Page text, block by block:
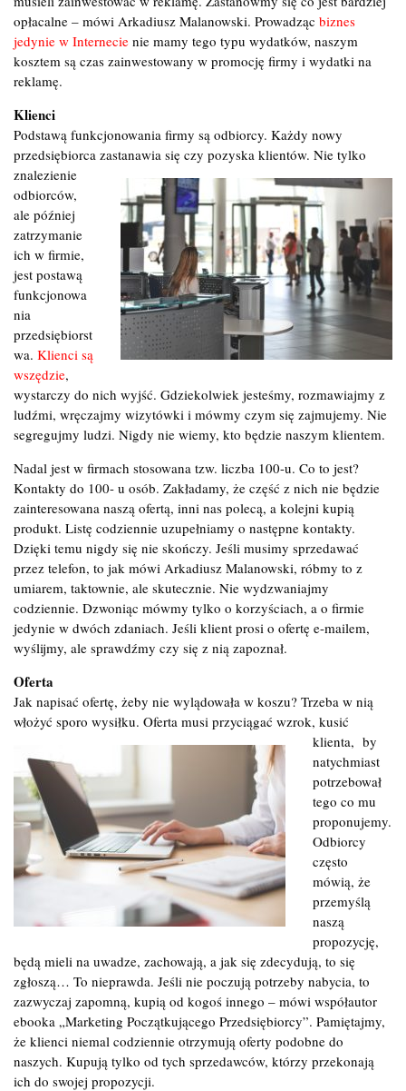
opłacalne – mówi Arkadiusz Malanowski. Prowadząc biznes
jedynie w Internecie nie mamy tego typu wydatków, naszym
kosztem są czas zainwestowany w promocję firmy i wydatki na
reklamę.
Klienci
Podstawą funkcjonowania firmy są odbiorcy. Każdy nowy
przedsiębiorca zastanawia się czy pozyska klientów. Nie tylko
znalezienie
odbiorców,
ale później
zatrzymanie
ich w firmie,
jest postawą
funkcjonowa
nia
przedsiębiorst
wa. Klienci są
wszędzie,
wystarczy do nich wyjść. Gdziekolwiek jesteśmy, rozmawiajmy z
ludźmi, wręczajmy wizytówki i mówmy czym się zajmujemy. Nie
segregujmy ludzi. Nigdy nie wiemy, kto będzie naszym klientem.
Nadal jest w firmach stosowana tzw. liczba 100-u. Co to jest?
Kontakty do 100- u osób. Zakładamy, że część z nich nie będzie
zainteresowana naszą ofertą, inni nas polecą, a kolejni kupią
produkt. Listę codziennie uzupełniamy o następne kontakty.
Dzięki temu nigdy się nie skończy. Jeśli musimy sprzedawać
przez telefon, to jak mówi Arkadiusz Malanowski, róbmy to z
umiarem, taktownie, ale skutecznie. Nie wydzwaniajmy
codziennie. Dzwoniąc mówmy tylko o korzyściach, a o firmie
jedynie w dwóch zdaniach. Jeśli klient prosi o ofertę e-mailem,
wyślijmy, ale sprawdźmy czy się z nią zapoznał.
Oferta
Jak napisać ofertę, żeby nie wylądowała w koszu? Trzeba w nią
włożyć sporo wysiłku. Oferta musi przyciągać wzrok, kusić
klienta, by
natychmiast
potrzebował
tego co mu
proponujemy.
Odbiorcy
często
mówią, że
przemyślą
naszą
propozycję,
będą mieli na uwadze, zachowają, a jak się zdecydują, to się
zgłoszą… To nieprawda. Jeśli nie poczują potrzeby nabycia, to
zazwyczaj zapomną, kupią od kogoś innego – mówi współautor
ebooka „Marketing Początkującego Przedsiębiorcy”. Pamiętajmy,
że klienci niemal codziennie otrzymują oferty podobne do
naszych. Kupują tylko od tych sprzedawców, którzy przekonają
ich do swojej propozycji.